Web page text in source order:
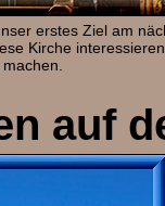
erstes Ziel am
Kirche
auf